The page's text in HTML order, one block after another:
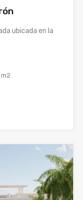
ubicada en la
m2